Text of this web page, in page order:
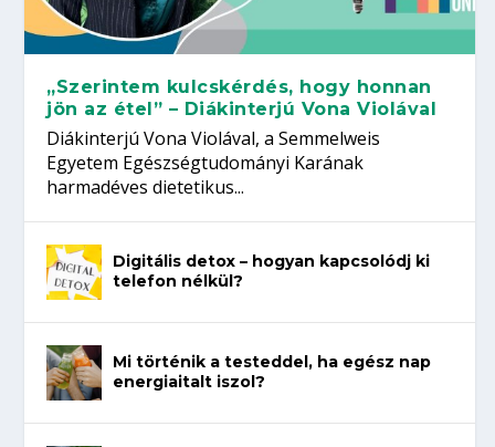
„Szerintem kulcskérdés, hogy honnan
jön az étel” – Diákinterjú Vona Violával
Diákinterjú Vona Violával, a Semmelweis
Egyetem Egészségtudományi Karának
harmadéves dietetikus...
Digitális detox – hogyan kapcsolódj ki
telefon nélkül?
Mi történik a testeddel, ha egész nap
energiaitalt iszol?